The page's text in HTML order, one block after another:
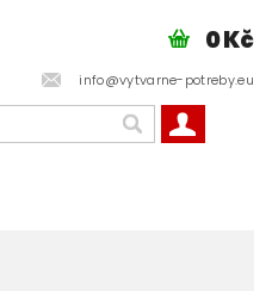
info@vytvarne-potreby.eu
0 Kč